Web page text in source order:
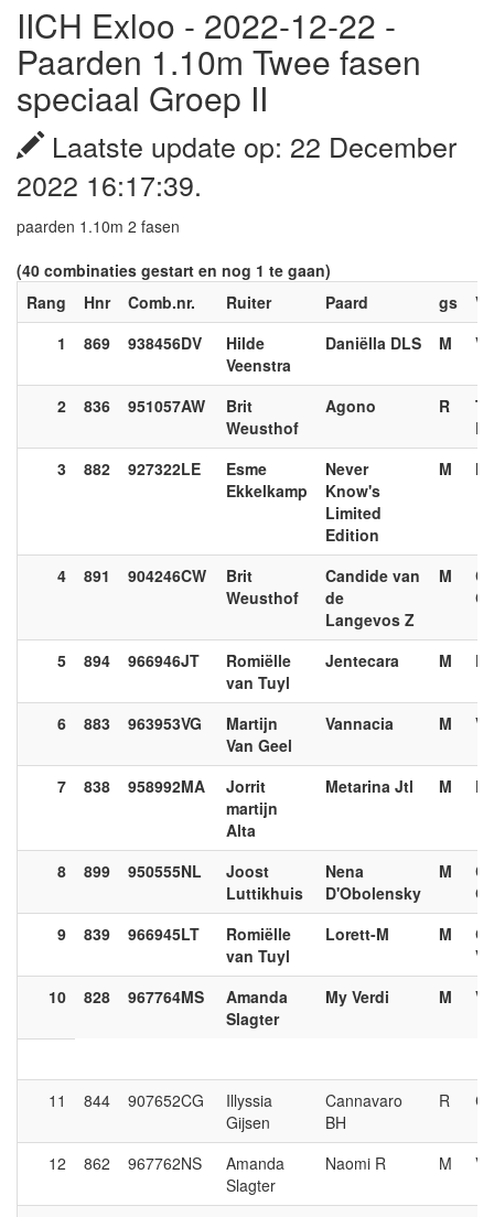
IICH Exloo - 2022-12-22 -
Paarden 1.10m Twee fasen
speciaal Groep II
Laatste update op: 22 December
2022 16:17:39.
paarden 1.10m 2 fasen
(40 combinaties gestart en nog 1 te gaan)
Rang
Hnr Comb.nr. Ruiter Paard gs
1
869 938456DV
Hilde
Veenstra
Daniëlla DLS M
2 836 951057AW
Brit
Weusthof
Agono R
3
882 927322LE
Esme
Ekkelkamp
Never
Know's
Limited
Edition
M
4 891 904246CW
Brit
Weusthof
Candide van
de
Langevos Z
M
5 894 966946JT
Romiëlle
van Tuyl
Jentecara M
6 883 963953VG
Martijn
Van Geel
Vannacia M
7 838 958992MA
Jorrit
martijn
Alta
Metarina Jtl M
8 899 950555NL
Joost
Luttikhuis
Nena
D'Obolensky
M
9
839 966945LT
Romiëlle
van Tuyl
Lorett-M M
10
828 967764MS
Amanda
Slagter
My Verdi M
11 844 907652CG
Illyssia
Gijsen
Cannavaro
BH
R
12 862 967762NS
Amanda
Slagter
Naomi R M